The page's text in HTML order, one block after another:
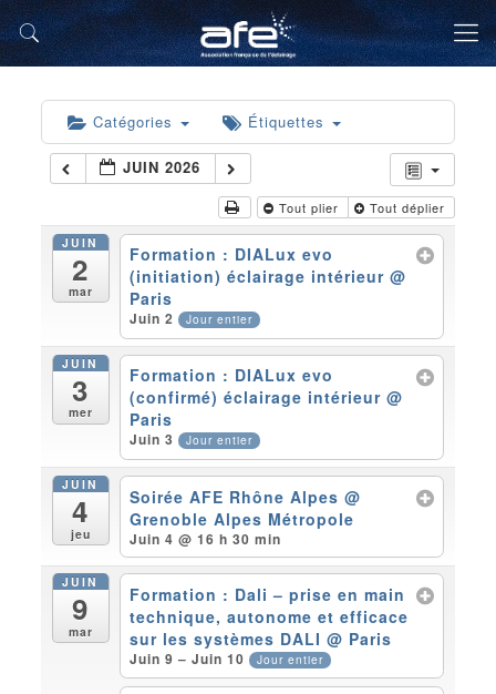
Catégories Étiquettes
JUIN 2026
Tout plier Tout déplier
JUIN
2
mar
Formation : DIALux evo
(initiation) éclairage intérieur@
Paris
Juin 2 Jour entier
JUIN
3
mer
Formation : DIALux evo
(confirmé) éclairage intérieur@
Paris
Juin 3 Jour entier
JUIN
4
jeu
Soirée AFE Rhône Alpes@
Grenoble Alpes Métropole
Juin 4 @ 16 h 30 min
JUIN
9
mar
Formation : Dali – prise en main
technique, autonome et efficace
sur les systèmes DALI@ Paris
Juin 9 – Juin 10 Jour entier